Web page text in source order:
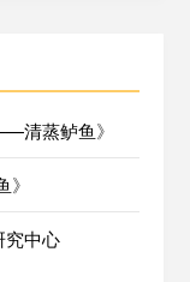
清蒸鲈鱼》
》
究中心